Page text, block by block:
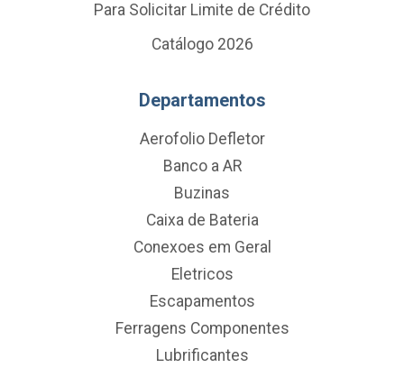
Para Solicitar Limite de Crédito
Catálogo 2026
Departamentos
Aerofolio Defletor
Banco a AR
Buzinas
Caixa de Bateria
Conexoes em Geral
Eletricos
Escapamentos
Ferragens Componentes
Lubrificantes